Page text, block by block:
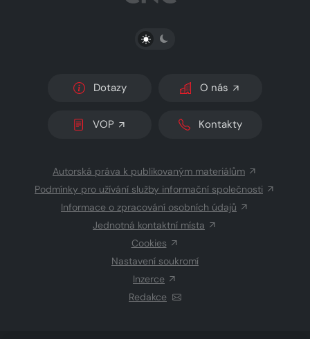
PŘEPNOUT SVĚTLÝ/TMAVÝ REŽIM
Dotazy O nás
VOP Kontakty
Autorská práva k publikovaným materiálům
Podmínky pro užívání služby informační společnosti
Informace o zpracování osobních údajů
Jednotná kontaktní místa
Cookies
Nastavení soukromí
Inzerce
Redakce